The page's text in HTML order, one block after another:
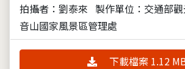
拍攝者：劉泰來 製作單位：交通部
音山國家風景區管理處
下載檔案 1.12